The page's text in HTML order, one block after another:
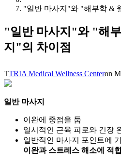
"일반 마사지"와 "해부학 &
"일반 마사지"와 "해
지"의 차이점
TTRIA Medical Wellness Centeron
일반 마사지
이완에 중점을 둠
일시적인 근육 피로와 긴장
일반적인 마사지 포인트에
이완과 스트레스 해소에 적